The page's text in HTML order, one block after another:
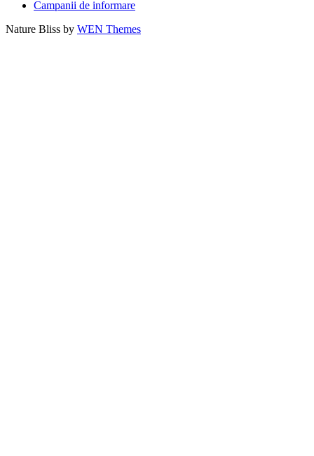
Campanii de informare
Nature Bliss by WEN Themes